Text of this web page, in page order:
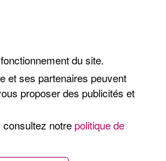
du site.
et ses partenaires peuvent
proposer des publicités et
notrepolitique de